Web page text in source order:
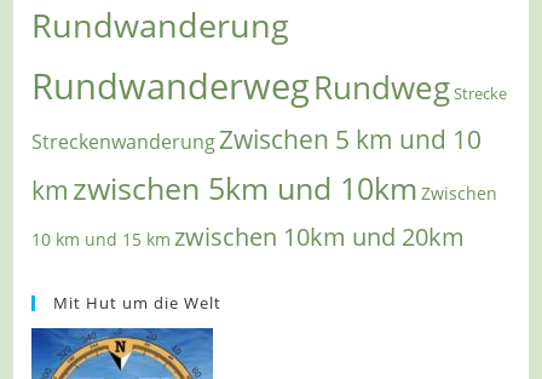
Rundwanderung
RundwanderwegRundwegStrecke
StreckenwanderungZwischen 5 km und 10
km zwischen 5km und 10km Zwischen
10 km und 15 km zwischen 10km und 20km
Mit Hut um die Welt